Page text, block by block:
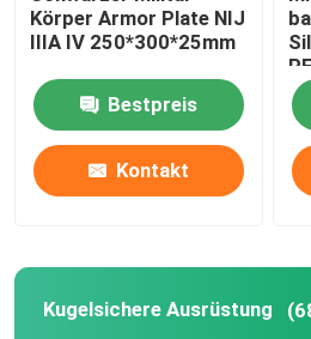
Kugelsichere Ausrüstung
Militärischer taktischer
Taktischer Gang im Freien
Kampf-taktische Weste
Körper Armor Plate NIJ
IIIA IV 250*300*25mm
Bestpreis
Kontakt
Kugelsichere Ausrüstung